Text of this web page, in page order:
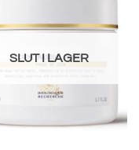
SLUT I LAGER